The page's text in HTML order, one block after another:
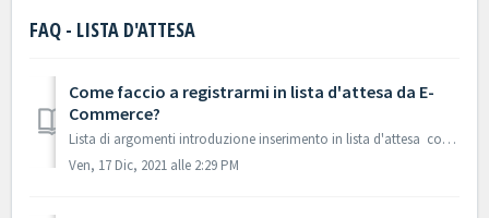
FAQ - LISTA D'ATTESA
Come faccio a registrarmi in lista d'attesa da E-
Commerce?
Lista di argomenti introduzione inserimento in lista d'attesa come funziona la lista d'attesa? cancellazione dalla lista d'attesa ...
Ven, 17 Dic, 2021 alle 2:29 PM